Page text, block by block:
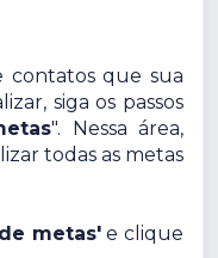
contatos que sua
siga os passos
". Nessa área,
todas as metas
metas'e clique